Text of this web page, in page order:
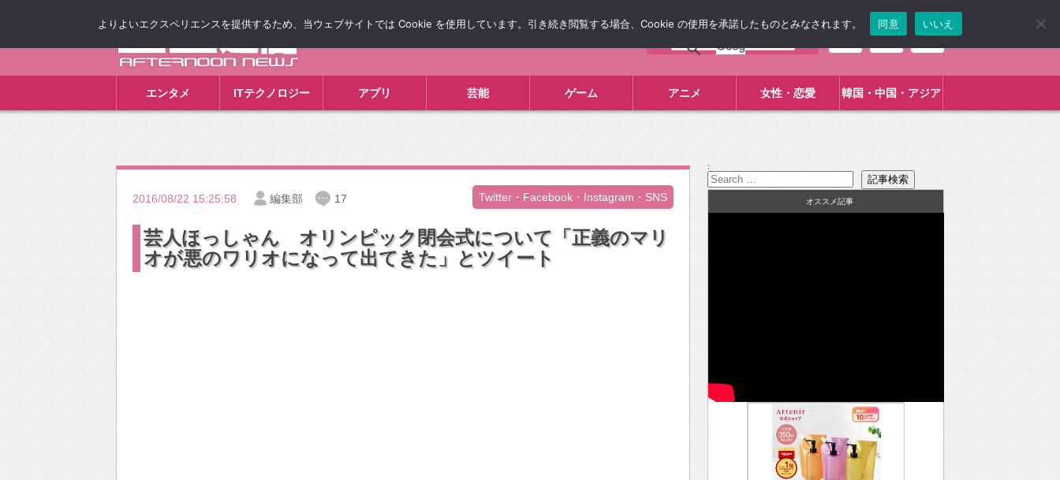
エンタメ ITテクノロジー アプリ 芸能 ゲーム アニメ 女性・恋愛 韓国・中国・アジア
2016/08/22 15:25:58 編集部 17 Twitter・Facebook・Instagram・SNS
芸人ほっしゃん オリンピック閉会式について「正義のマリ
オが悪のワリオになって出てきた」とツイート
:
オススメ記事
よりよいエクスペリエンスを提供するため、当ウェブサイトでは Cookie を使用しています。引き続き閲覧する場合、Cookie の使用を承諾したものとみなされます。 同意 いいえ